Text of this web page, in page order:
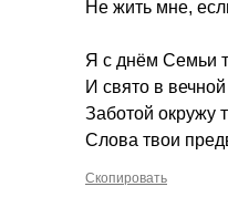
Не жить мне,
Я с днём Семьи
И свято в
Заботой окружу
Слова твои
Скопировать